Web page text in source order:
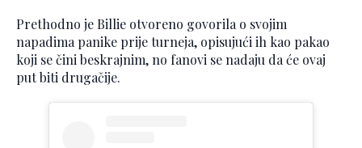
Prethodno je Billie otvoreno govorila o svojim
napadima panike prije turneja, opisujući ih kao pakao
koji se čini beskrajnim, no fanovi se nadaju da će ovaj
put biti drugačije.